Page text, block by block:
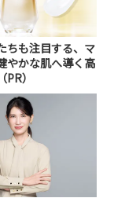
ちも注目する、マ
やかな肌へ導く高
）